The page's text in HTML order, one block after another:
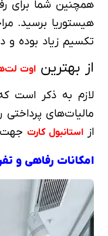
هیستوریا برسید.
تکسیم زیاد بوده و
از بهترین اوت
مالیات‌های
از استانبول کارت جهت
امکانات رفاهی و